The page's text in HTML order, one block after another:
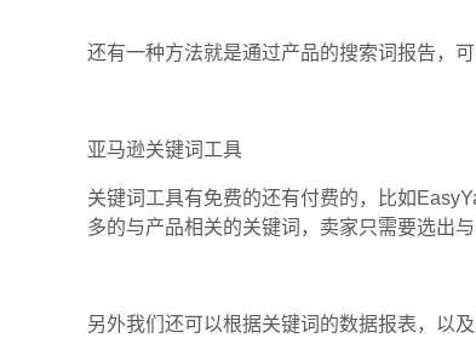
还有一种方法就是通过产品的搜索词报告，
亚马逊关键词工具
关键词工具有免费的还有付费的，比如
多的与产品相关的关键词，卖家只需要选出
另外我们还可以根据关键词的数据报表，以